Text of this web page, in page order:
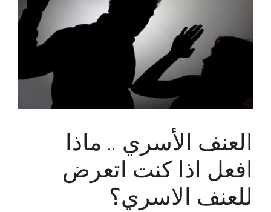
العنف الأسري .. ماذا
افعل اذا كنت اتعرض
للعنف الاسري؟